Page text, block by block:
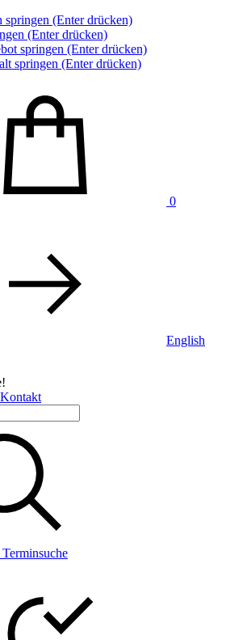
springen (Enter drücken)
(Enter drücken)
springen (Enter drücken)
springen (Enter drücken)
0
English
Kontakt